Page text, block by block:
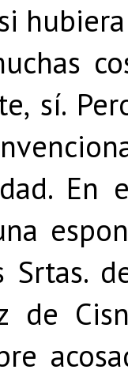
sí.
En
Srtas.
de